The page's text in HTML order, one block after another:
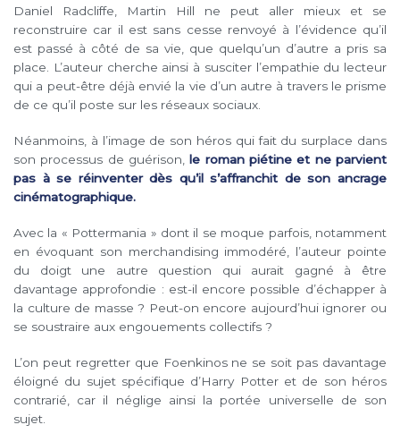
Daniel Radcliffe, Martin Hill ne peut aller mieux et se
reconstruire car il est sans cesse renvoyé à l’évidence qu’il
est passé à côté de sa vie, que quelqu’un d’autre a pris sa
place. L’auteur cherche ainsi à susciter l’empathie du lecteur
qui a peut-être déjà envié la vie d’un autre à travers le prisme
de ce qu’il poste sur les réseaux sociaux.
Néanmoins, à l’image de son héros qui fait du surplace dans
son processus de guérison,le roman piétine et ne parvient
pas à se réinventer dès qu’il s’affranchit de son ancrage
cinématographique.
Avec la « Pottermania » dont il se moque parfois, notamment
en évoquant son merchandising immodéré, l’auteur pointe
du doigt une autre question qui aurait gagné à être
davantage approfondie : est-il encore possible d’échapper à
la culture de masse ? Peut-on encore aujourd’hui ignorer ou
se soustraire aux engouements collectifs ?
L’on peut regretter que Foenkinos ne se soit pas davantage
éloigné du sujet spécifique d’Harry Potter et de son héros
contrarié, car il néglige ainsi la portée universelle de son
sujet.